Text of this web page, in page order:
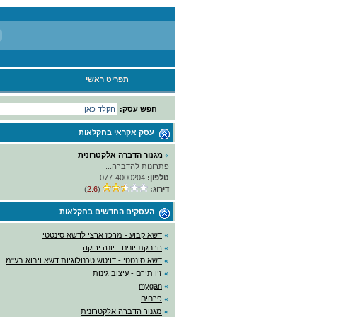
תפריט ראשי
חפש עסק:
עסק אקראי בחקלאות
» מגנור הדברה אלקטרונית
פתרונות להדברה...
טלפון: 077-4000204
דירוג:
(
2.6
)
העסקים החדשים בחקלאות
» דשא קבוע - מרכז ארצי לדשא סינטטי
» הרחקת יונים - יונה ירוקה
» דשא סינטטי - דויטש טכנולוגיות דשא ויבוא בע"מ
» זיו תירם - עיצוב גינות
»
mygan
» פרחים
» מגנור הדברה אלקטרונית